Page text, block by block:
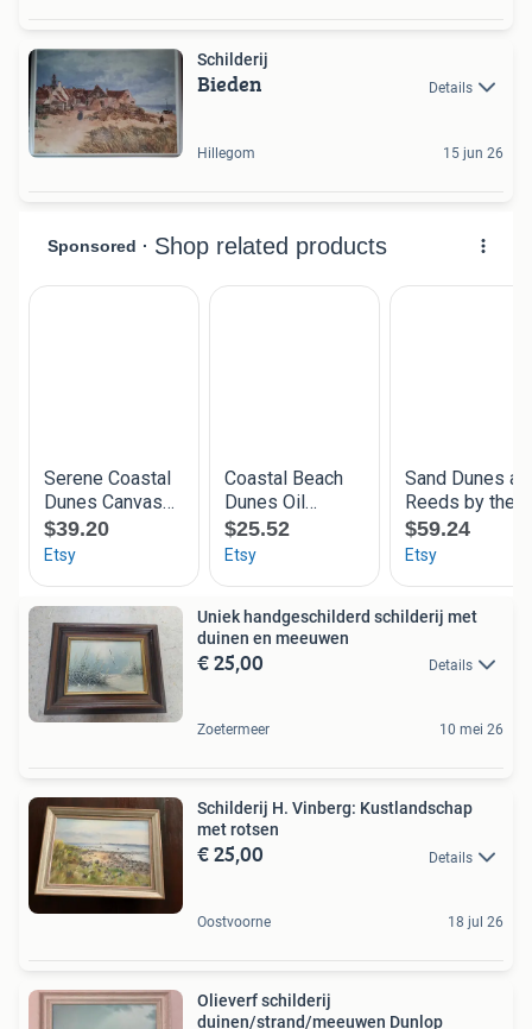
Schilderij
Bieden Details
Hillegom 15 jun 26
Uniek handgeschilderd schilderij met
duinen en meeuwen
€ 25,00 Details
Zoetermeer 10 mei 26
Schilderij H. Vinberg: Kustlandschap
met rotsen
€ 25,00 Details
Oostvoorne 18 jul 26
Olieverf schilderij
duinen/strand/meeuwen Dunlop